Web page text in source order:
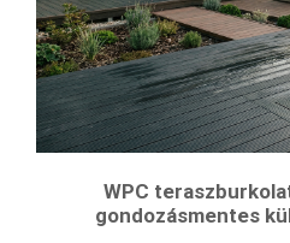
WPC
gondozásmentes